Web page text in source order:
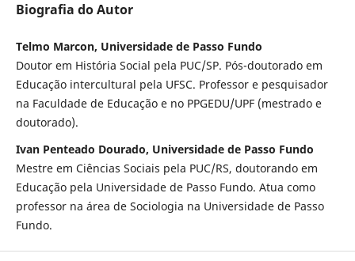
Biografia do Autor
Telmo Marcon, Universidade de Passo Fundo
Doutor em História Social pela PUC/SP. Pós-doutorado em
Educação intercultural pela UFSC. Professor e pesquisador
na Faculdade de Educação e no PPGEDU/UPF (mestrado e
doutorado).
Ivan Penteado Dourado, Universidade de Passo Fundo
Mestre em Ciências Sociais pela PUC/RS, doutorando em
Educação pela Universidade de Passo Fundo. Atua como
professor na área de Sociologia na Universidade de Passo
Fundo.